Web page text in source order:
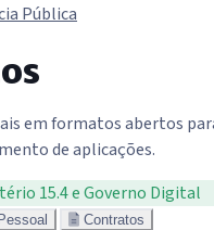
Pública
em formatos abertos
de aplicações.
15.4 e Governo Digital
Pessoal
Contratos